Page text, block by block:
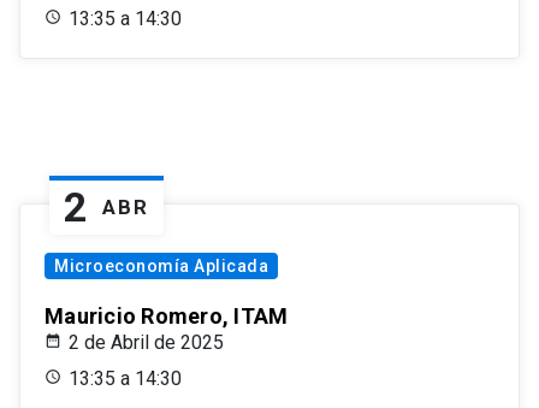
13:35 a 14:30
2 ABR
Microeconomía Aplicada
Mauricio Romero, ITAM
2 de Abril de 2025
13:35 a 14:30